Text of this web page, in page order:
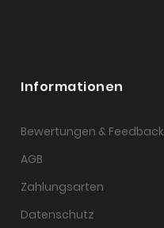
Informationen
Bewertungen & Feedback
AGB
Zahlungsarten
Datenschutz